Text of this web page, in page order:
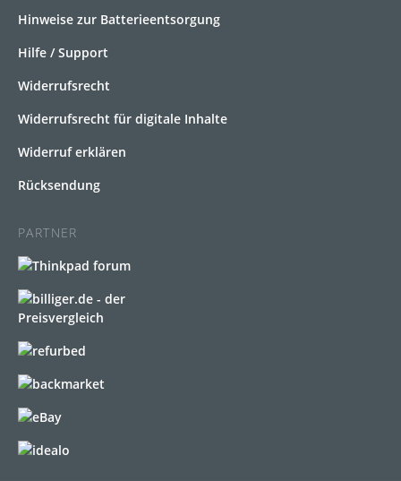
Hinweise zur Batterieentsorgung
Hilfe / Support
Widerrufsrecht
Widerrufsrecht für digitale Inhalte
Widerruf erklären
Rücksendung
PARTNER